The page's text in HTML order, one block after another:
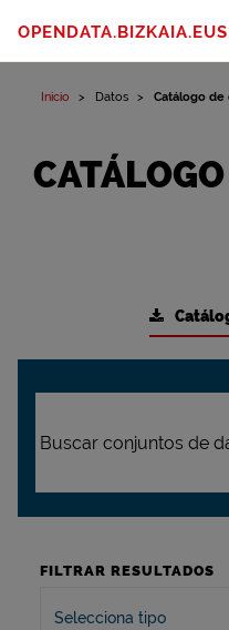
OPENDATA.BIZKAIA.EUS
Inicio Datos Catálogo de
FILTRAR RESULTADOS
Selecciona tipo